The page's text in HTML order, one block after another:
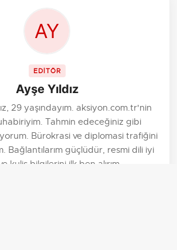
EDİTÖR
Ayşe Yıldız
29 yaşındayım. aksiyon.com.tr'nin
Tahmin edeceğiniz gibi
Bürokrasi ve diplomasi trafiğini
Bağlantılarım güçlüdür, resmi dili iyi
kulis bilgilerini ilk ben alırım.